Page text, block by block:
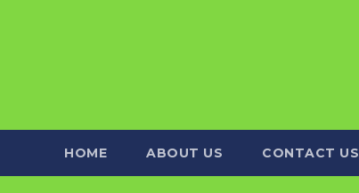
HOME ABOUT US CONTACT US